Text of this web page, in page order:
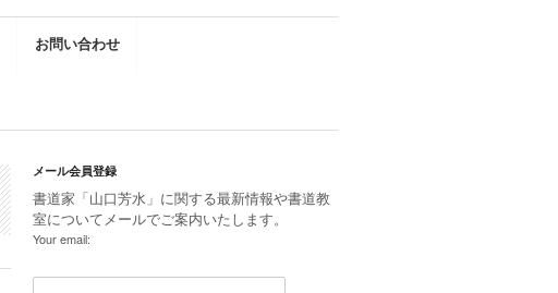
お問い合わせ
メール会員登録
書道家「山口芳水」に関する最新情報や書道教
室についてメールでご案内いたします。
Your email: